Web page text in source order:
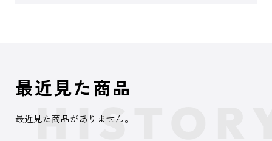
最近見た商品
最近見た商品がありません。